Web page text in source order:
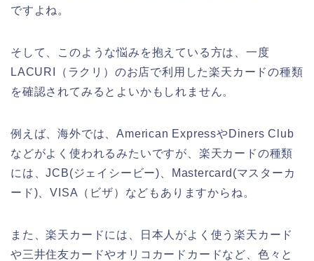
ですよね。
そして、このような悩みを抱えている方は、一度
LACURI（ラクリ）のお店で利用した楽天カードの種類
を確認されてみるとよいかもしれません。
例えば、海外では、American ExpressやDiners Club
などがよく使われるみたいですが、楽天カードの種類
には、JCB(ジェイシービー)、Mastercard(マスターカ
ード)、VISA（ビザ）などもありますからね。
また、楽天カードには、日本人がよく使う楽天カード
や三井住友カードやオリコカードカードなど、色々と